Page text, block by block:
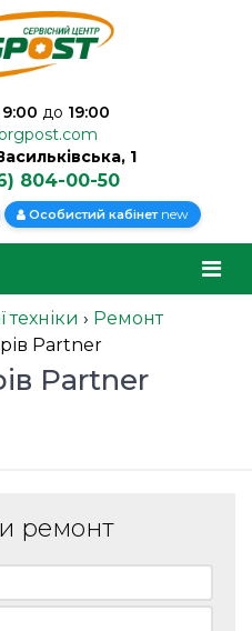
9:00 до 19:00
1
804-00-50
Особистий кабінет new
› Ремонт
Partner
Partner
ремонт